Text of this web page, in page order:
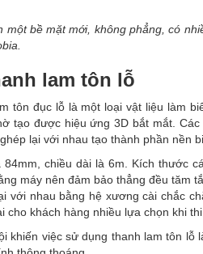
một bề mặt mới, không phẳng, có
lam tôn lỗ
tôn đục lỗ là một loại vật liệu làm
tạo được hiệu ứng 3D bắt mắt.
lại với nhau tạo thành phần nền
chiều dài là 6m. Kích thước
máy nên đảm bảo thẳng đều tăm
với nhau bằng hệ xương cài chắc
khách hàng nhiều lựa chọn khi thi
việc sử dụng thanh lam tôn lỗ